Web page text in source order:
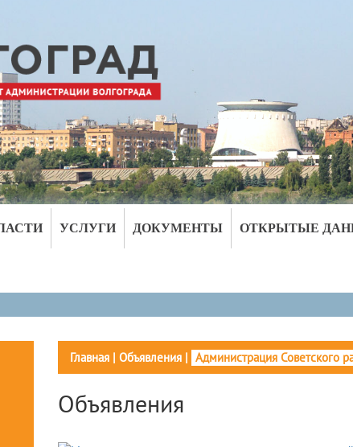
УСЛУГИ ДОКУМЕНТЫ ОТКРЫТЫЕ
Главная| Объявления| Администрация Советского
Объявления